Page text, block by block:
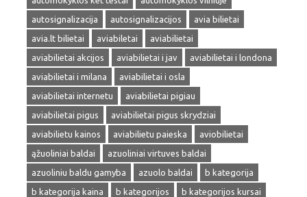
autosignalizacija
autosignalizacijos
avia bilietai
avia.lt bilietai
aviabiletai
aviabilietai
aviabilietai akcijos
aviabilietai i jav
aviabilietai i londona
aviabilietai i milana
aviabilietai i osla
aviabilietai internetu
aviabilietai pigiau
aviabilietai pigus
aviabilietai pigus skrydziai
aviabilietu kainos
aviabilietu paieska
aviobilietai
ąžuoliniai baldai
azuoliniai virtuves baldai
azuoliniu baldu gamyba
azuolo baldai
b kategorija
b kategorija kaina
b kategorijos
b kategorijos kursai